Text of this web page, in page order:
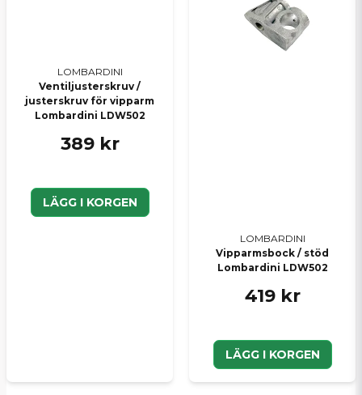
LOMBARDINI
Ventiljusterskruv /
justerskruv för vipparm
Lombardini LDW502
389 kr
LÄGG I KORGEN
LOMBARDINI
Vipparmsbock / stöd
Lombardini LDW502
419 kr
LÄGG I KORGEN